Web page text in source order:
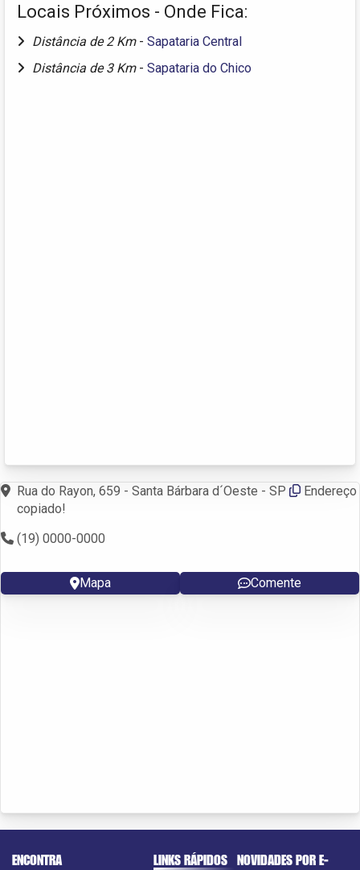
Locais Próximos - Onde Fica:
Distância de 2 Km - Sapataria Central
Distância de 3 Km - Sapataria do Chico
Rua do Rayon, 659 - Santa Bárbara d´Oeste - SP
Endereço
copiado!
(19) 0000-0000
Mapa Comente
ENCONTRA
LINKS RÁPIDOS NOVIDADES POR E-